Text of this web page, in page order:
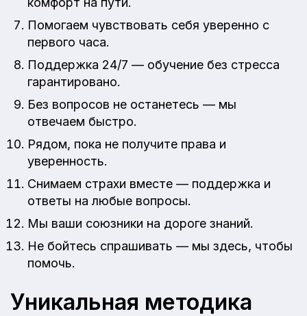
Помогаем чувствовать себя уверенно с
первого часа.
Поддержка 24/7 — обучение без стресса
гарантировано.
Без вопросов не останетесь — мы
отвечаем быстро.
Рядом, пока не получите права и
уверенность.
Снимаем страхи вместе — поддержка и
ответы на любые вопросы.
Мы ваши союзники на дороге знаний.
Не бойтесь спрашивать — мы здесь, чтобы
помочь.
Уникальная методика